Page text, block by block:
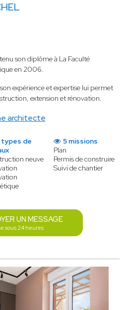
architecte
son diplôme à La Faculté
en 2006.
expérience et expertise lui permet
extension et rénovation.
types de
neuve
5 missions
Plan
Permis de construire
Suivi de chantier
UN MESSAGE
sous 24 heures